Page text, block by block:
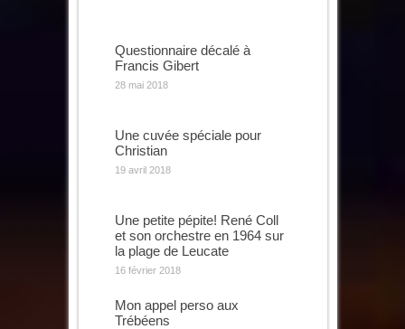
Questionnaire décalé à
Francis Gibert
28 mai 2018
Une cuvée spéciale pour
Christian
19 avril 2018
Une petite pépite! René Coll
et son orchestre en 1964 sur
la plage de Leucate
16 février 2018
Mon appel perso aux
Trébéens